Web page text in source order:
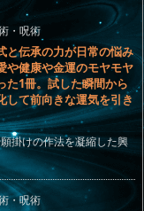
・呪術
と伝承の力が日常の悩み
や健康や金運のモヤモヤ
た1冊。試した瞬間から
して前向きな運気を引き
掛けの作法を凝縮した興
・呪術